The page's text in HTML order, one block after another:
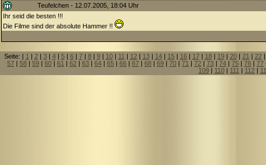
Teufelchen - 12.07.2005, 18:04 Uhr
Ihr seid die besten !!!
Die Filme sind der absolute Hammer !!
Seite: | 1 | 2| 3| 4| 5| 6| 7| 8| 9| 10| 11 | 12| 13| 14| 15| 16| 17| 18| 19| 20| 21 | 22
57 | 58 | 59 | 60 | 61 | 62 | 63 | 64 | 65 | 66 | 67 | 68 | 69 | 70 | 71 | 72 | 73 | 74 | 75 | 76 | 77
109 | 110 | 111 | 112 |